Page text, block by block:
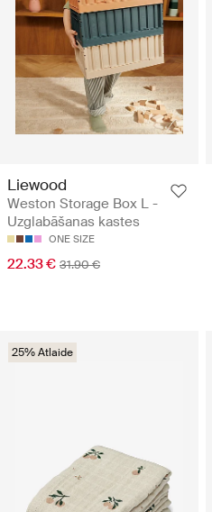
Liewood
Weston Storage Box L -
Uzglabāšanas kastes
ONE SIZE
22.33 € 31.90 €
25% Atlaide